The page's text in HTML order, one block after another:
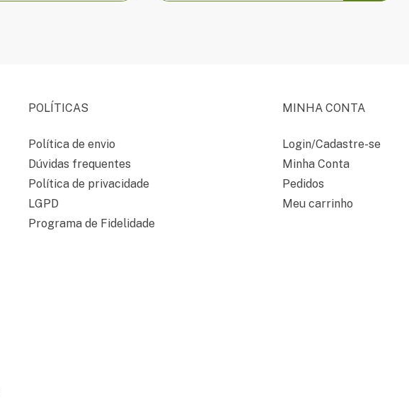
POLÍTICAS
Política de envio
Dúvidas frequentes
Política de privacidade
LGPD
Programa de Fidelidade
MINHA CONTA
Login/Cadastre-se
Minha Conta
Pedidos
Meu carrinho